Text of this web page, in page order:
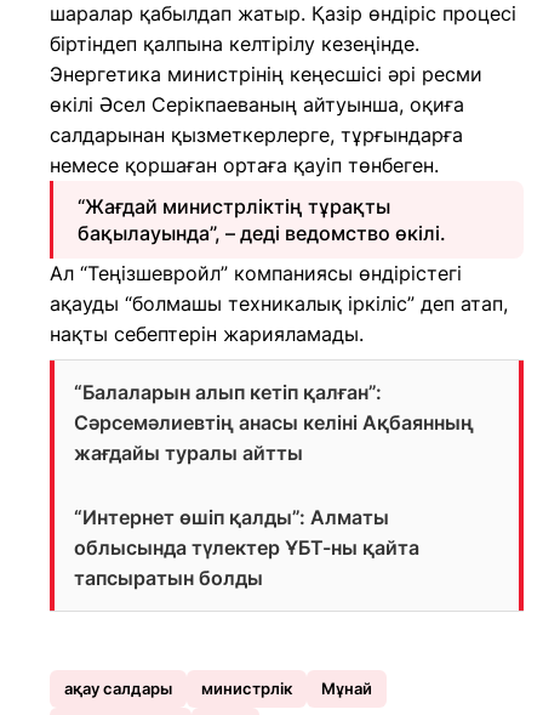
шаралар қабылдап жатыр. Қазір өндіріс процесі
біртіндеп қалпына келтірілу кезеңінде.
Энергетика министрінің кеңесшісі әрі ресми
өкілі Әсел Серікпаеваның айтуынша, оқиға
салдарынан қызметкерлерге, тұрғындарға
немесе қоршаған ортаға қауіп төнбеген.
“Жағдай министрліктің тұрақты
бақылауында”, – деді ведомство өкілі.
Ал “Теңізшевройл” компаниясы өндірістегі
ақауды “болмашы техникалық іркіліс” деп атап,
нақты себептерін жарияламады.
“Балаларын алып кетіп қалған”:
Сәрсемәлиевтің анасы келіні Ақбаянның
жағдайы туралы айтты
“Интернет өшіп қалды”: Алматы
облысында түлектер ҰБТ-ны қайта
тапсыратын болды
ақау салдары министрлік
Мұнай